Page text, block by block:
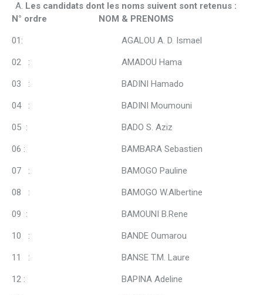
Les candidats dont les noms suivent sont retenus :
N° ordre NOM & PRENOMS
01: AGALOU A. D. Ismael
02 : AMADOU Hama
03 : BADINI Hamado
04 : BADINI Moumouni
05 : BADO S. Aziz
06 : BAMBARA Sebastien
07 : BAMOGO Pauline
08 : BAMOGO W.Albertine
09 : BAMOUNI B.Rene
10 : BANDE Oumarou
11 : BANSE T.M. Laure
12 : BAPINA Adeline